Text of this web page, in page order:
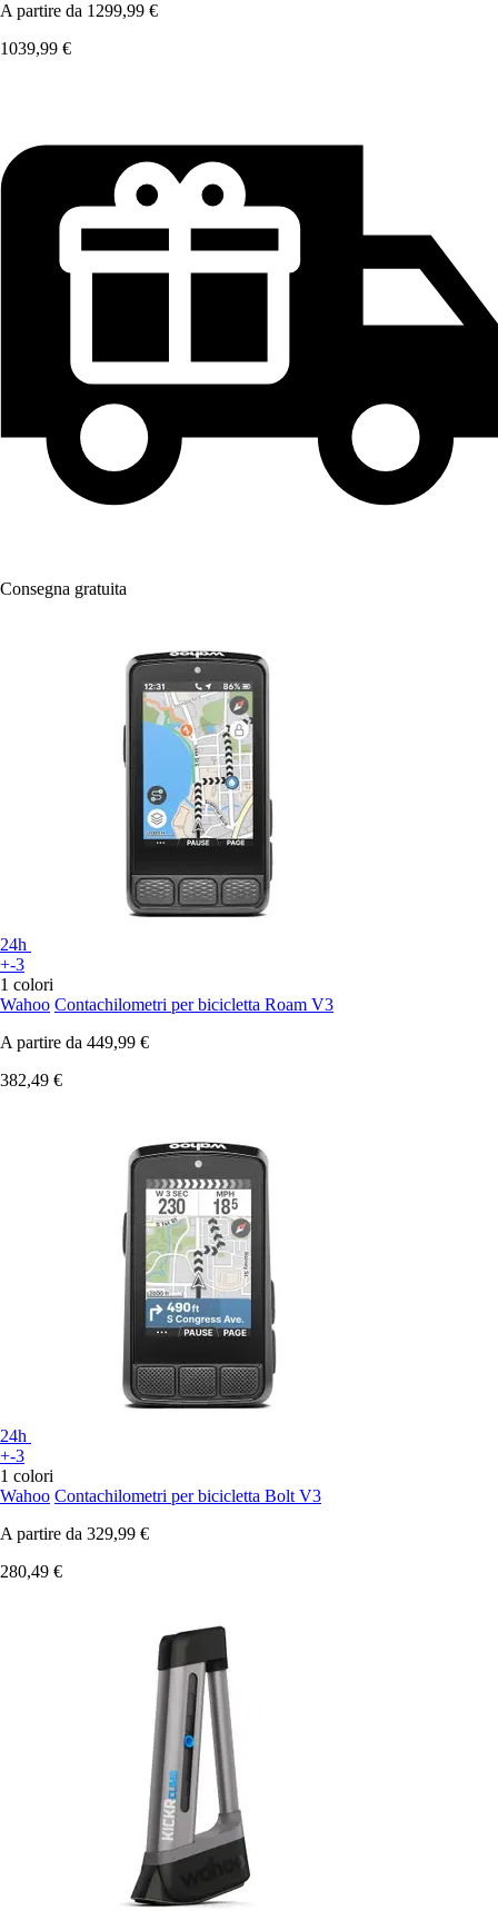
A partire da 1299,99 €
1039,99 €
Consegna gratuita
24h
+-3
1 colori
Wahoo Contachilometri per bicicletta Roam V3
A partire da 449,99 €
382,49 €
24h
+-3
1 colori
Wahoo Contachilometri per bicicletta Bolt V3
A partire da 329,99 €
280,49 €